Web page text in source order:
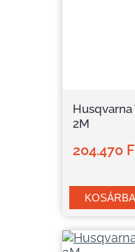
2M
204.470